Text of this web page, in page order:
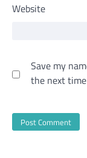
Website
Save my
the next